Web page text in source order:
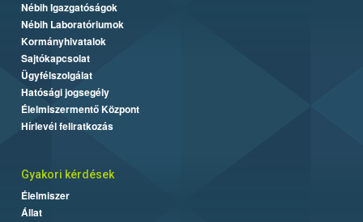
Nébih Igazgatóságok
Nébih Laboratóriumok
Kormányhivatalok
Sajtókapcsolat
Ügyfélszolgálat
Hatósági jogsegély
Élelmiszermentő Központ
Hírlevél feliratkozás
Gyakori kérdések
Élelmiszer
Állat